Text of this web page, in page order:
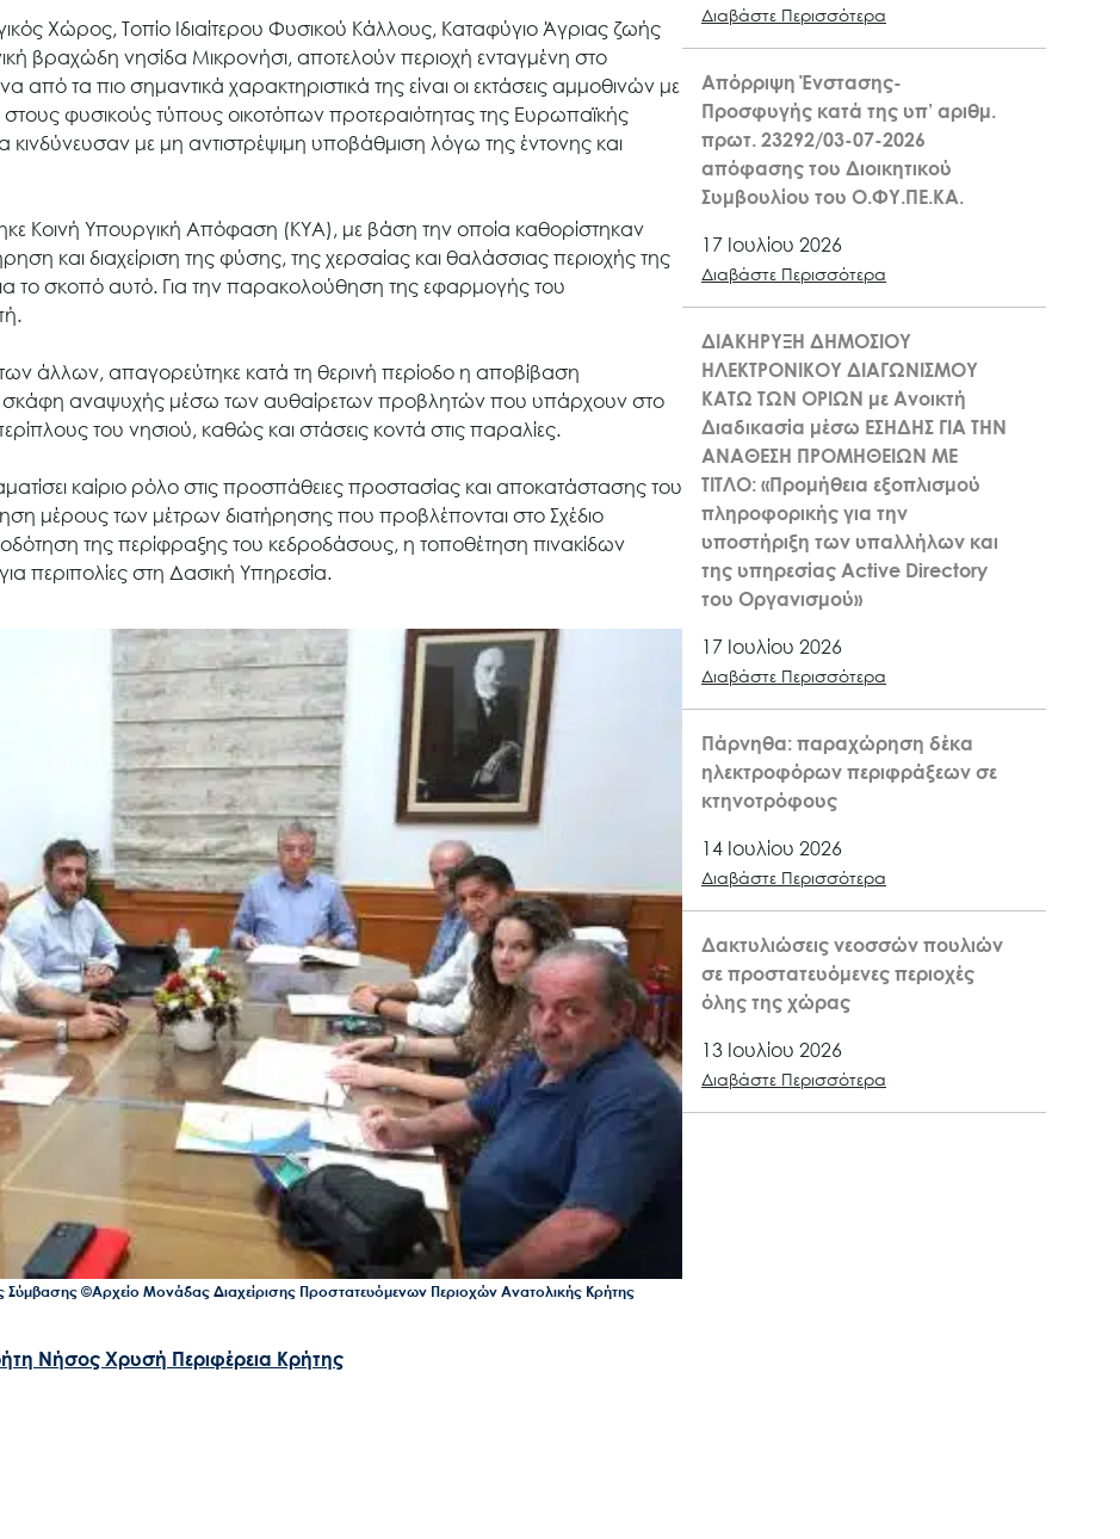
Ακολουθήστε μας
Χώρος, Τοπίο Ιδιαίτερου Φυσικού Κάλλους, Καταφύγιο Άγριας ζωής
βραχώδη νησίδα Μικρονήσι, αποτελούν περιοχή ενταγμένη στο
τα πιο σημαντικά χαρακτηριστικά της είναι οι εκτάσεις αμμοθινών με
φυσικούς τύπους οικοτόπων προτεραιότητας της Ευρωπαϊκής
με μη αντιστρέψιμη υποβάθμιση λόγω της έντονης και
Κοινή Υπουργική Απόφαση (ΚΥΑ), με βάση την οποία καθορίστηκαν
και διαχείριση της φύσης, της χερσαίας και θαλάσσιας περιοχής της
το σκοπό αυτό. Για την παρακολούθηση της εφαρμογής του
άλλων, απαγορεύτηκε κατά τη θερινή περίοδο η αποβίβαση
σκάφη αναψυχής μέσω των αυθαίρετων προβλητών που υπάρχουν στο
του νησιού, καθώς και στάσεις κοντά στις παραλίες.
καίριο ρόλο στις προσπάθειες προστασίας και αποκατάστασης του
μέρους των μέτρων διατήρησης που προβλέπονται στο Σχέδιο
της περίφραξης του κεδροδάσους, η τοποθέτηση πινακίδων
περιπολίες στη Δασική Υπηρεσία.
©Αρχείο Μονάδας Διαχείρισης Προστατευόμενων Περιοχών Ανατολικής Κρήτης
Νήσος Χρυσή Περιφέρεια Κρήτης
Διαβάστε Περισσότερα
Απόρριψη Ένστασης-
Προσφυγής κατά της υπ’ αριθμ.
πρωτ. 23292/03-07-2026
απόφασης του Διοικητικού
Συμβουλίου του Ο.ΦΥ.ΠΕ.ΚΑ.
17 Ιουλίου 2026
Διαβάστε Περισσότερα
ΔΙΑΚΗΡΥΞΗ ΔΗΜΟΣΙΟΥ
ΗΛΕΚΤΡΟΝΙΚΟΥ ΔΙΑΓΩΝΙΣΜΟΥ
ΚΑΤΩ ΤΩΝ ΟΡΙΩΝ με Ανοικτή
Διαδικασία μέσω ΕΣΗΔΗΣ ΓΙΑ ΤΗΝ
ΑΝΑΘΕΣΗ ΠΡΟΜΗΘΕΙΩΝ ΜΕ
ΤΙΤΛΟ: «Προμήθεια εξοπλισμού
πληροφορικής για την
υποστήριξη των υπαλλήλων και
της υπηρεσίας Active Directory
του Οργανισμού»
17 Ιουλίου 2026
Διαβάστε Περισσότερα
Πάρνηθα: παραχώρηση δέκα
ηλεκτροφόρων περιφράξεων σε
κτηνοτρόφους
14 Ιουλίου 2026
Διαβάστε Περισσότερα
Δακτυλιώσεις νεοσσών πουλιών
σε προστατευόμενες περιοχές
όλης της χώρας
13 Ιουλίου 2026
Διαβάστε Περισσότερα